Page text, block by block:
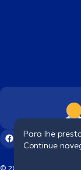
© 2026 doctoranytime
Para lhe
Continue